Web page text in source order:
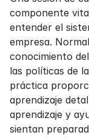
componente
entender el
empresa.
conocimiento
las políticas de
práctica
aprendizaje
aprendizaje y
sientan